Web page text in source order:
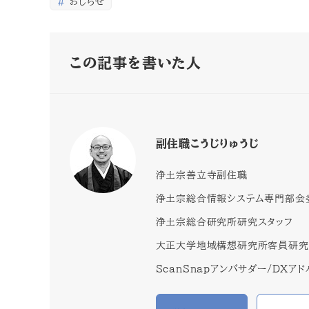
この記事を書いた人
副住職こうじりゅうじ
浄土宗善立寺副住職
浄土宗総合情報システム専門部会
浄土宗総合研究所研究スタッフ
大正大学地域構想研究所客員研究
ScanSnapアンバサダー/DXアド